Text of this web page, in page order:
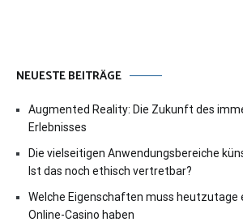
NEUESTE BEITRÄGE
Augmented Reality: Die Zukunft des
Erlebnisses
Die vielseitigen Anwendungsbereiche
Ist das noch ethisch vertretbar?
Welche Eigenschaften muss heutzutage
Online-Casino haben